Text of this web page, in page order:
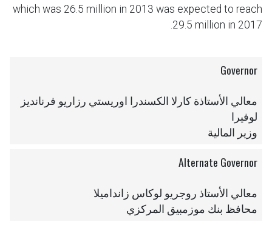
which was 26.5 million in 2013 was expected to reach
29.5 million in 2017.
Governor
معالي الأستاذة كارلا الكسندرا اوريستي رزاريو فرنانديز
لوفيرا
وزير المالية
Alternate Governor
معالي الأستاذ روجريو لوكاس زانداميلا
محافظ بنك موزمبيق المركزي